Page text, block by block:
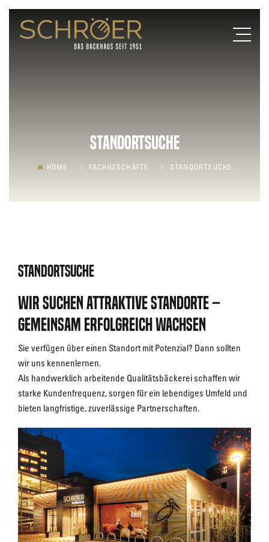
Standortsuche
HOME FACHGESCHÄFTE STANDORTSUCHE
Standortsuche
Wir suchen attraktive Standorte –
Gemeinsam erfolgreich wachsen
Sie verfügen über einen Standort mit Potenzial? Dann sollten
wir uns kennenlernen.
Als handwerklich arbeitende Qualitätsbäckerei schaffen wir
starke Kundenfrequenz, sorgen für ein lebendiges Umfeld und
bieten langfristige, zuverlässige Partnerschaften.